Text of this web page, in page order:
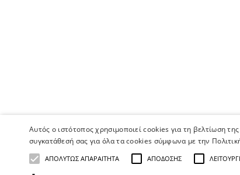
Αυτός ο ιστότοπος χρησιμοποιεί cookies για τη βελτίωση
συγκατάθεσή σας για όλα τα cookies σύμφωνα με την
ΑΠΟΛΎΤΩΣ ΑΠΑΡΑΊΤΗΤΑ ΑΠΌΔΟΣΗΣ